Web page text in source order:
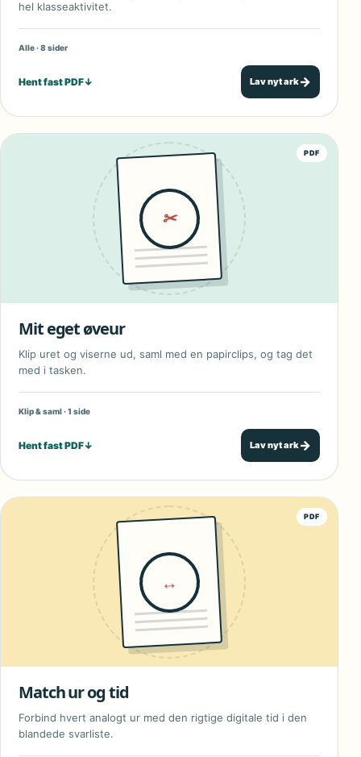
hel klasseaktivitet.
Alle · 8 sider
Hent fast PDF↓ Lav nyt ark→
PDF
✂
Mit eget øveur
Klip uret og viserne ud, saml med en papirclips, og tag det
med i tasken.
Klip & saml · 1 side
Hent fast PDF↓ Lav nyt ark→
PDF
↔
Match ur og tid
Forbind hvert analogt ur med den rigtige digitale tid i den
blandede svarliste.